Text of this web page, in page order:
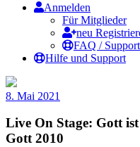
Anmelden
Für Mitglieder
neu
FAQ / Support
Hilfe und Support
8. Mai 2021
Live On Stage: Gott
Gott 2010